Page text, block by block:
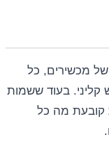
מכשירים, כל
קליני. בעוד ששמות
קובעת מה כל